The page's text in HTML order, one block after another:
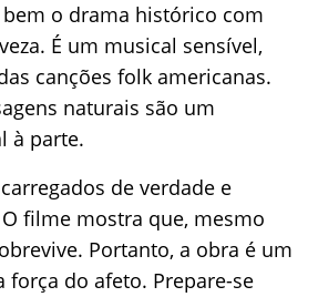
o drama histórico com
É um musical sensível,
canções folk americanas.
naturais são um
à parte.
de verdade e
filme mostra que, mesmo
Portanto, a obra é um
força do afeto. Prepare-se